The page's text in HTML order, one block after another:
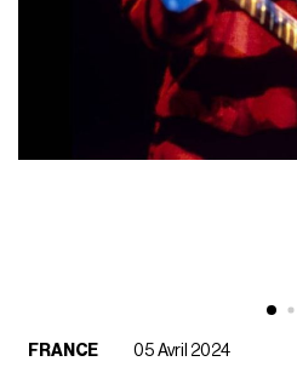
FRANCE
05 Avril 2024